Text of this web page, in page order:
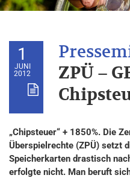
1
JUNI
2012
ZPÜ –
„Chipsteuer“ + 1850%. Die
Überspielrechte (ZPÜ) setzt
Speicherkarten drastisch
erfolgte nicht. Man beruft